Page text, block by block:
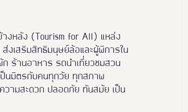
างหลัง (Tourism for All) แหล่ง
งเสริมสิทธิมนุษย์ล้อและผู้พิการใน
ก ร้านอาหาร รถนำเที่ยวชมสวน
นมิตรกับคนทุกวัย ทุกสภาพ
วามสะดวก ปลอดภัย ทันสมัย เป็น